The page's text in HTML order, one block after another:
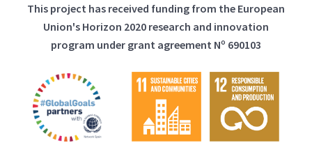
This project has received funding from the European
Union's Horizon 2020 research and innovation
program under grant agreement Nº 690103